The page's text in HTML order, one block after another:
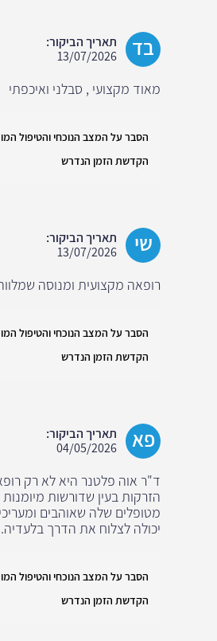
בד
תאריך הביקור:
13/07/2026
מאוד מקצועי , סבלני ואיכפתי
הסבר על המצב הנוכחי והטיפול
הקדשת הזמן הנדרש
שי
תאריך הביקור:
13/07/2026
רופאה מקצועית ומנוסה
הסבר על המצב הנוכחי והטיפול
הקדשת הזמן הנדרש
פא
תאריך הביקור:
04/05/2026
ד"ר אוה פלטנר היא לא רק
הזרקות בעין שדורשות
מטופלים שלה שאוהבים
יכולה לצלוח את הדרך
הסבר על המצב הנוכחי והטיפול
הקדשת הזמן הנדרש